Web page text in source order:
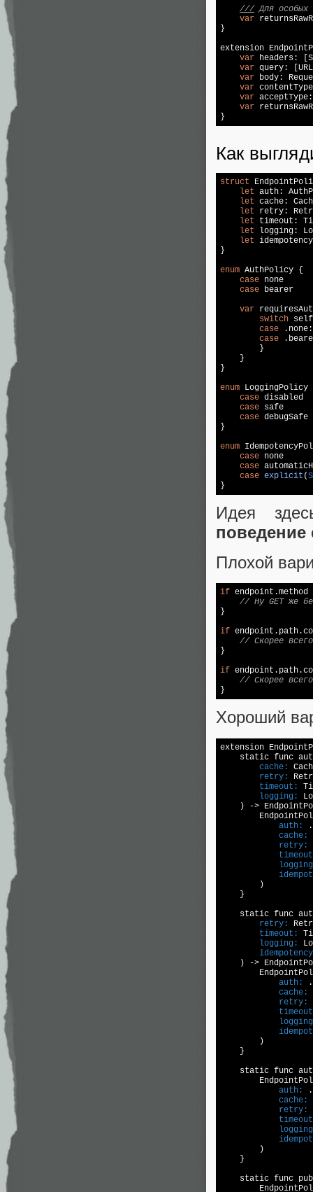
/// Для особых
var
}
extension
var headers:
var query:
var body:
var
var
var
Как
struct
let auth:
let cache:
let retry:
let timeout:
let logging:
let
}
enum AuthPolicy {
case none
case bearer
var
switch
case
case
        }
    }
}
enum LoggingPolicy
case disabled
case safe
case debugSafe
}
enum
case none
case
case explicit (
Идея
поведение
Плохой
if
// Ну GET же
}
if
// Скорее
}
if
// Скорее
Хороший
extension
        cache:
        retry:
        timeout:
        logging:
    ) ->
            auth:
            cache:
            retry:
        )
    }
        retry:
        timeout:
        logging:
    ) ->
            auth:
            cache:
            retry:
        )
    }
static func
            auth:
            cache:
            retry:
        )
    }
static func